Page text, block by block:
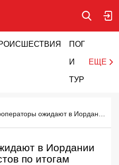
ПОГОДА
И
ТУРИЗМ
ЕЩЕ
в Иордании
по итогам